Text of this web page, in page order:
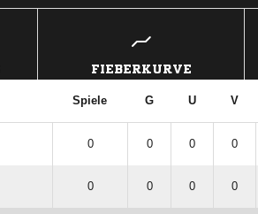
FIEBERKURVE
Spiele G U V
0 0 0 0
0 0 0 0